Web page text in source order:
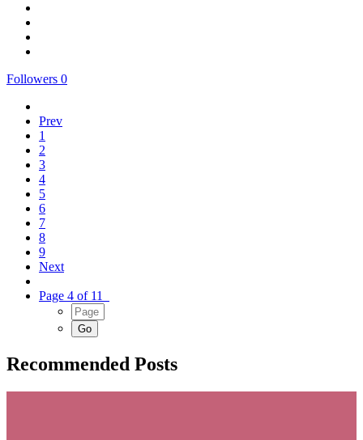
Followers 0
Prev
1
2
3
4
5
6
7
8
9
Next
Page 4 of 11
Recommended Posts